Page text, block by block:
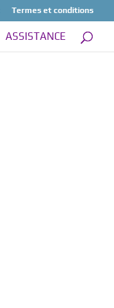
Termes et conditions
ASSISTANCE